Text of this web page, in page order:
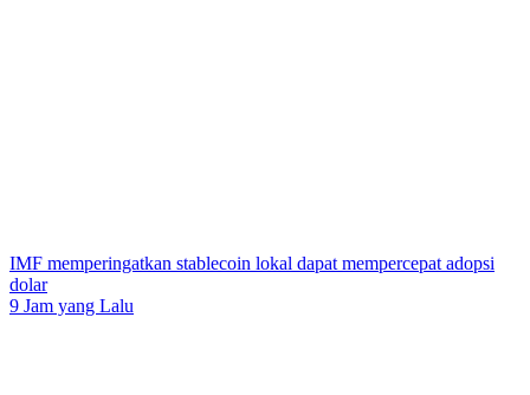
IMF memperingatkan stablecoin lokal dapat mempercepat adopsi
dolar
9 Jam yang Lalu